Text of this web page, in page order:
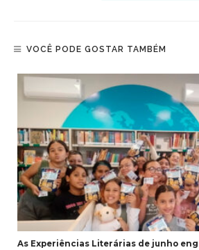
VOCÊ PODE GOSTAR TAMBÉM
As Experiências Literárias de junho